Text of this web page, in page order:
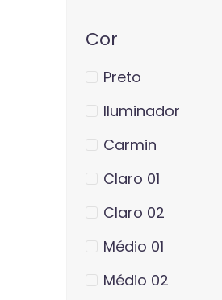
Cor
Preto
Iluminador
Carmin
Claro 01
Claro 02
Médio 01
Médio 02